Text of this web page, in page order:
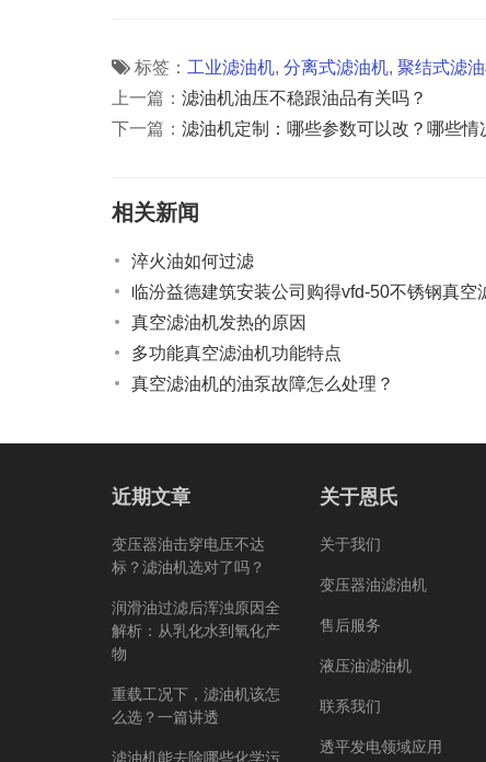
标签： 工业滤油机, 分离式滤油机, 聚结式滤
上一篇： 滤油机油压不稳跟油品有关吗？
下一篇： 滤油机定制：哪些参数可以改？哪些情
相关新闻
淬火油如何过滤
临汾益德建筑安装公司购得vfd-50不锈钢真空
真空滤油机发热的原因
多功能真空滤油机功能特点
真空滤油机的油泵故障怎么处理？
近期文章
变压器油击穿电压不达
标？滤油机选对了吗？
润滑油过滤后浑浊原因全
解析：从乳化水到氧化产
物
重载工况下，滤油机该怎
么选？一篇讲透
滤油机能去除哪些化学污
关于恩氏
关于我们
变压器油滤油机
售后服务
液压油滤油机
联系我们
透平发电领域应用